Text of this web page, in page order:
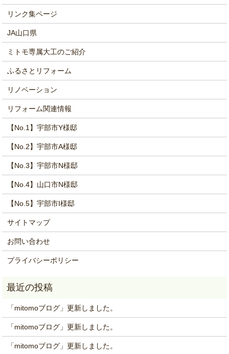
リンク集ページ
JA山口県
ミトモ専属大工のご紹介
ふるさとリフォーム
リノベーション
リフォーム関連情報
【No.1】宇部市Y様邸
【No.2】宇部市A様邸
【No.3】宇部市N様邸
【No.4】山口市N様邸
【No.5】宇部市I様邸
サイトマップ
お問い合わせ
プライバシーポリシー
「mitomoブログ」更新しました。
「mitomoブログ」更新しました。
「mitomoブログ」更新しました。